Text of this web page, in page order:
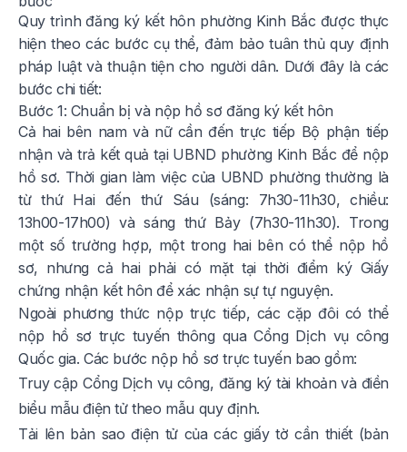
Quy trình đăng ký kết hôn phường Kinh Bắc được thực
hiện theo các bước cụ thể, đảm bảo tuân thủ quy định
pháp luật và thuận tiện cho người dân. Dưới đây là các
bước chi tiết:
Bước 1: Chuẩn bị và nộp hồ sơ đăng ký kết hôn
Cả hai bên nam và nữ cần đến trực tiếp Bộ phận tiếp
nhận và trả kết quả tại UBND phường Kinh Bắc để nộp
hồ sơ. Thời gian làm việc của UBND phường thường là
từ thứ Hai đến thứ Sáu (sáng: 7h30-11h30, chiều:
13h00-17h00) và sáng thứ Bảy (7h30-11h30). Trong
một số trường hợp, một trong hai bên có thể nộp hồ
sơ, nhưng cả hai phải có mặt tại thời điểm ký Giấy
chứng nhận kết hôn để xác nhận sự tự nguyện.
Ngoài phương thức nộp trực tiếp, các cặp đôi có thể
nộp hồ sơ trực tuyến thông qua Cổng Dịch vụ công
Quốc gia. Các bước nộp hồ sơ trực tuyến bao gồm:
Truy cập Cổng Dịch vụ công, đăng ký tài khoản và điền
biểu mẫu điện tử theo mẫu quy định.
Tải lên bản sao điện tử của các giấy tờ cần thiết (bản